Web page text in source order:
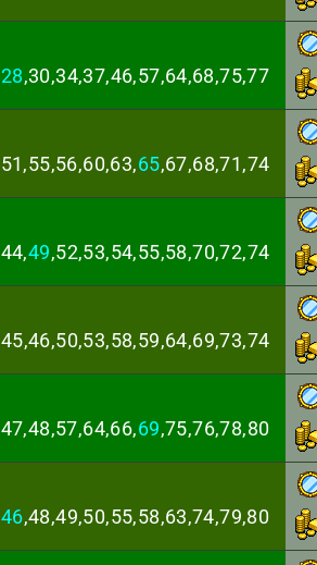
28,30,34,37,46,57,64,68,75,77
51,55,56,60,63,65,67,68,71,74
44,49,52,53,54,55,58,70,72,74
45,46,50,53,58,59,64,69,73,74
47,48,57,64,66,69,75,76,78,80
46,48,49,50,55,58,63,74,79,80